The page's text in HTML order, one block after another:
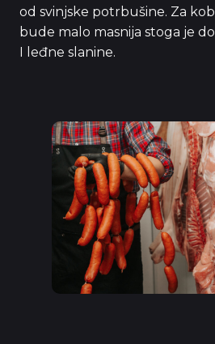
od svinjske potrbušine. Za
bude malo masnija stoga je
I leđne slanine.